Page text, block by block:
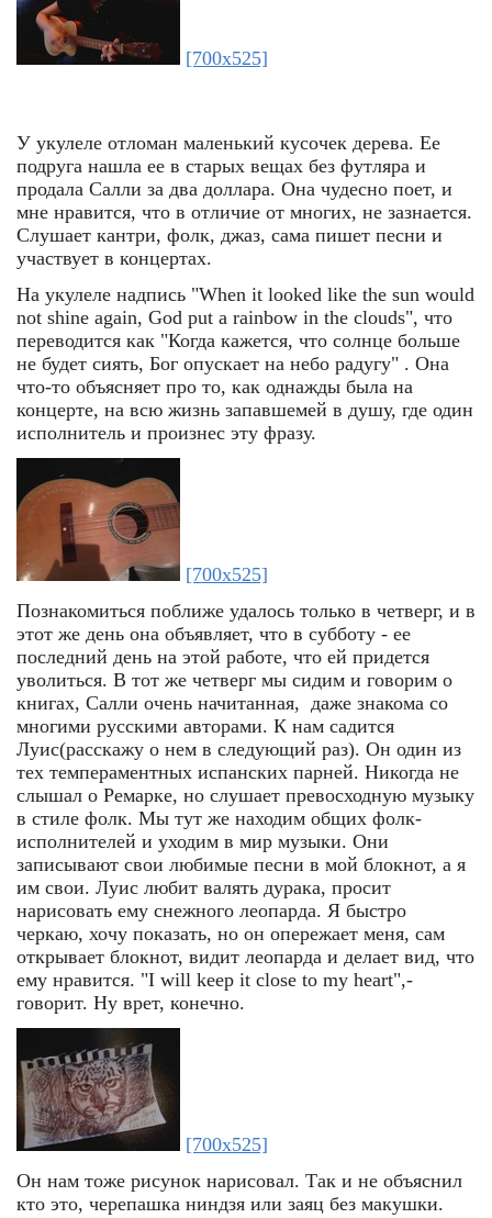
[700x525]
У укулеле отломан маленький кусочек дерева. Ее
подруга нашла ее в старых вещах без футляра и
продала Салли за два доллара. Она чудесно поет, и
мне нравится, что в отличие от многих, не зазнается.
Слушает кантри, фолк, джаз, сама пишет песни и
участвует в концертах.
На укулеле надпись "When it looked like the sun would
not shine again, God put a rainbow in the clouds", что
переводится как "Когда кажется, что солнце больше
не будет сиять, Бог опускает на небо радугу" . Она
что-то объясняет про то, как однажды была на
концерте, на всю жизнь запавшемей в душу, где один
исполнитель и произнес эту фразу.
[700x525]
Познакомиться поближе удалось только в четверг, и в
этот же день она объявляет, что в субботу - ее
последний день на этой работе, что ей придется
уволиться. В тот же четверг мы сидим и говорим о
книгах, Салли очень начитанная, даже знакома со
многими русскими авторами. К нам садится
Луис(расскажу о нем в следующий раз). Он один из
тех темпераментных испанских парней. Никогда не
слышал о Ремарке, но слушает превосходную музыку
в стиле фолк. Мы тут же находим общих фолк-
исполнителей и уходим в мир музыки. Они
записывают свои любимые песни в мой блокнот, а я
им свои. Луис любит валять дурака, просит
нарисовать ему снежного леопарда. Я быстро
черкаю, хочу показать, но он опережает меня, сам
открывает блокнот, видит леопарда и делает вид, что
ему нравится. "I will keep it close to my heart",-
говорит. Ну врет, конечно.
[700x525]
Он нам тоже рисунок нарисовал. Так и не объяснил
кто это, черепашка ниндзя или заяц без макушки.